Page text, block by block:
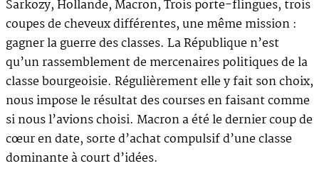
Sarkozy, Hollande, Macron, Trois porte-flingues, trois
coupes de cheveux différentes, une même mission :
gagner la guerre des classes. La République n’est
qu’un rassemblement de mercenaires politiques de la
classe bourgeoisie. Régulièrement elle y fait son choix,
nous impose le résultat des courses en faisant comme
si nous l’avions choisi. Macron a été le dernier coup de
cœur en date, sorte d’achat compulsif d’une classe
dominante à court d’idées.